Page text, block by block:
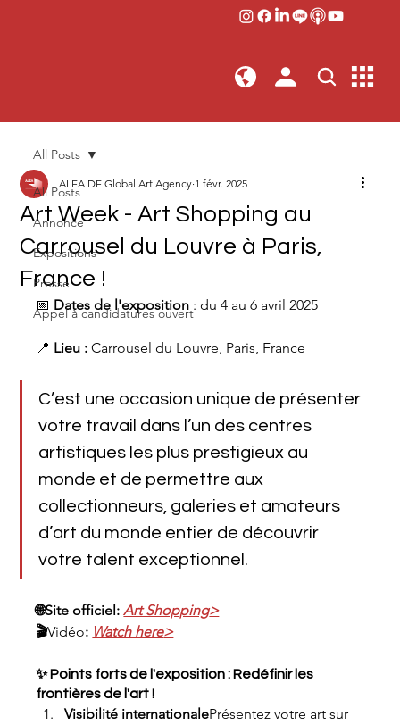
All Posts
Annonce
Expositions
Presse
Appel à candidatures ouvert
All Posts
Art Week - Art Shopping au
Carrousel du Louvre à Paris,
France !
ALEA DE Global Art Agency 1 févr. 2025
📅 Dates de l'exposition : du 4 au 6 avril 2025
📍 Lieu : Carrousel du Louvre, Paris, France
C’est une occasion unique de présenter
votre travail dans l’un des centres
artistiques les plus prestigieux au
monde et de permettre aux
collectionneurs, galeries et amateurs
d’art du monde entier de découvrir
votre talent exceptionnel.
🌐Site officiel: Art Shopping>
🎬Vidéo: Watch here>
✨ Points forts de l'exposition : Redéfinir les
frontières de l'art !
Visibilité internationalePrésentez votre art sur